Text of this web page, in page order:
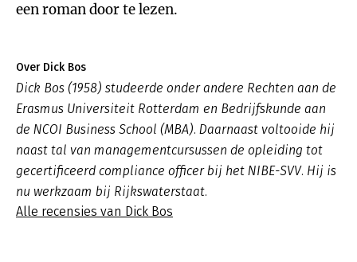
een roman door te lezen.
Over Dick Bos
Dick Bos (1958) studeerde onder andere Rechten aan de
Erasmus Universiteit Rotterdam en Bedrijfskunde aan
de NCOI Business School (MBA). Daarnaast voltooide hij
naast tal van managementcursussen de opleiding tot
gecertificeerd compliance officer bij het NIBE-SVV. Hij is
nu werkzaam bij Rijkswaterstaat.
Alle recensies van Dick Bos